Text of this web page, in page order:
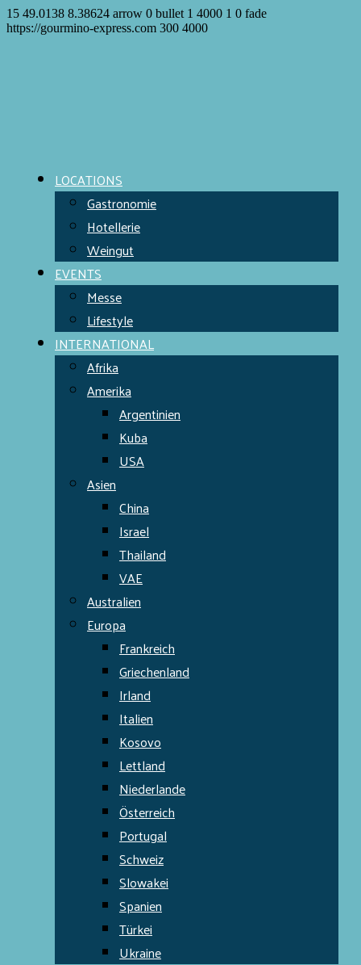
15 49.0138 8.38624 arrow 0 bullet 1 4000 1 0 fade
https://gourmino-express.com 300 4000
LOCATIONS
Gastronomie
Hotellerie
Weingut
EVENTS
Messe
Lifestyle
INTERNATIONAL
Afrika
Amerika
Argentinien
Kuba
USA
Asien
China
Israel
Thailand
VAE
Australien
Europa
Frankreich
Griechenland
Irland
Italien
Kosovo
Lettland
Niederlande
Österreich
Portugal
Schweiz
Slowakei
Spanien
Türkei
Ukraine